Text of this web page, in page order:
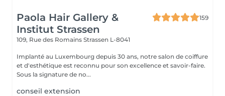
Paola Hair Gallery &
Institut Strassen
159
109, Rue des Romains Strassen L-8041
Implanté au Luxembourg depuis 30 ans, notre salon de coiffure
et d'esthétique est reconnu pour son excellence et savoir-faire.
Sous la signature de no...
conseil extension